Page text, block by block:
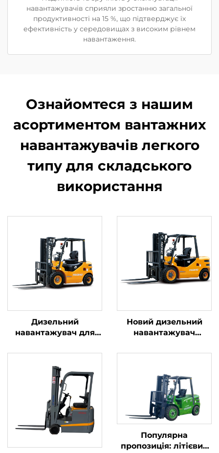
навантажувачів сприяли зростанню загальної
продуктивності на 15 %, що підтверджує їх
ефективність у середовищах з високим рівнем
навантаження.
Ознайомтеся з нашим
асортиментом вантажних
навантажувачів легкого
типу для складського
використання
Дизельний
навантажувач для
вантажів масою 2,5
тонни з простим
керуванням та
розвантаженням на
висоту до 4 м
Новий дизельний
навантажувач
4 тонни з
японським двигуном
ISUZU
Популярна
пропозиція: літієвий